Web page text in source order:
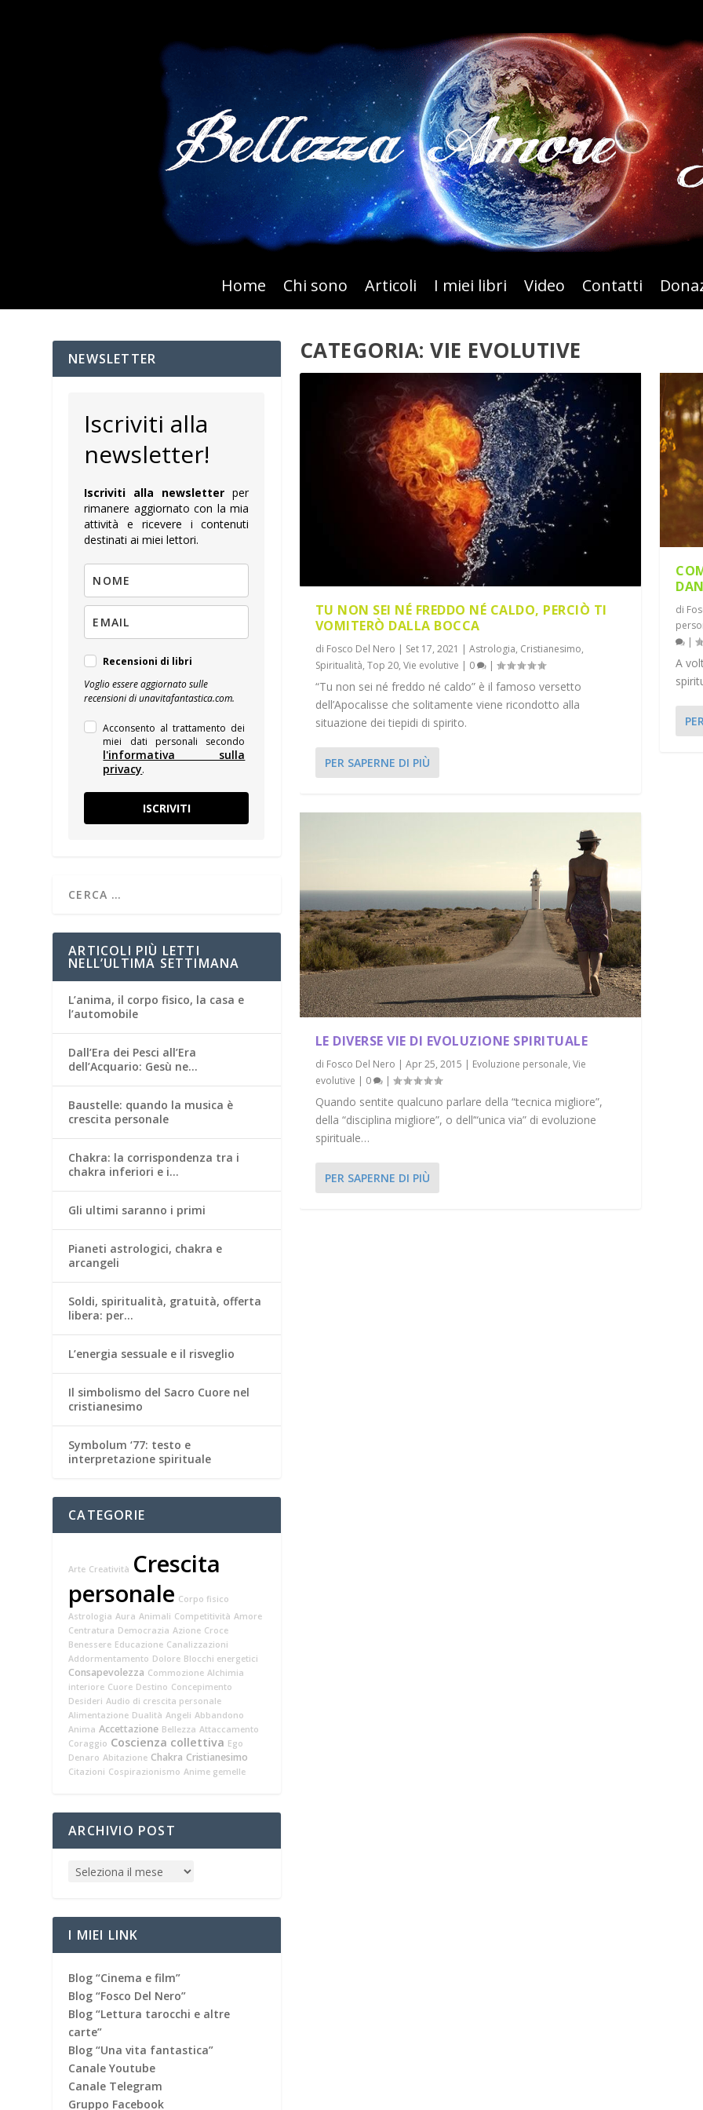
Home Chi sono Articoli I miei libri Video Contatti
CATEGORIA:VIE EVOLUTIVE
TU NON SEI NÉ FREDDO NÉ CALDO, PERCIÒ TI
VOMITERÒ DALLA BOCCA
di Fosco Del Nero | Set 17, 2021 | Astrologia, Cristianesimo,
Spiritualità, Top 20, Vie evolutive | 0 |
“Tu non sei né freddo né caldo” è il famoso versetto
dell’Apocalisse che solitamente viene ricondotto alla
situazione dei tiepidi di spirito.
PER SAPERNE DI PIÙ
LE DIVERSE VIE DI EVOLUZIONE SPIRITUALE
di Fosco Del Nero Apr 25, 2015 Evoluzione personale, Vie
evolutive
0 |
Quando sentite qualcuno parlare della “tecnica migliore”,
della “disciplina migliore”, o dell’“unica via” di evoluzione
spirituale…
PER SAPERNE DI PIÙ
di
|
A
NEWSLETTER
Iscriviti alla
newsletter!
Iscriviti alla newsletter per
rimanere aggiornato con la mia
attività e ricevere i contenuti
destinati ai miei lettori.
Recensioni di libri
Voglio essere aggiornato sulle
recensioni di unavitafantastica.com.
Acconsento al trattamento dei
miei dati personali secondo
l'informativa sulla
privacy.
ISCRIVITI
ARTICOLI PIÙ LETTI
NELL’ULTIMA SETTIMANA
L’anima, il corpo fisico, la casa e
l’automobile
Dall’Era dei Pesci all’Era
dell’Acquario: Gesù ne…
Baustelle: quando la musica è
crescita personale
Chakra: la corrispondenza tra i
chakra inferiori e i…
Gli ultimi saranno i primi
Pianeti astrologici, chakra e
arcangeli
Soldi, spiritualità, gratuità, offerta
libera: per…
L’energia sessuale e il risveglio
Il simbolismo del Sacro Cuore nel
cristianesimo
Symbolum ‘77: testo e
interpretazione spirituale
CATEGORIE
Arte Creatività Crescita
personale Corpo fisico
Astrologia Aura Animali Competitività Amore
Centratura Democrazia Azione Croce
Benessere Educazione Canalizzazioni
Addormentamento Dolore Blocchi energetici
Consapevolezza Commozione Alchimia
interiore Cuore Destino Concepimento
Desideri Audio di crescita personale
Alimentazione Dualità Angeli Abbandono
Anima Accettazione Bellezza Attaccamento
Coraggio Coscienza collettiva Ego
Denaro Abitazione Chakra Cristianesimo
Citazioni Cospirazionismo Anime gemelle
ARCHIVIO POST
I MIEI LINK
Blog “Cinema e film”
Blog “Fosco Del Nero”
Blog “Lettura tarocchi e altre
carte”
Blog “Una vita fantastica”
Canale Youtube
Canale Telegram
Gruppo Facebook